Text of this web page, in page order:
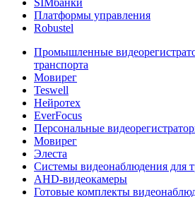
SIMбанки
Платформы управления
Robustel
Промышленные
транспорта
Мовирег
Teswell
Нейротех
EverFocus
Персональные
Мовирег
Элеста
Системы видеонаблюдения для
AHD-видеокамеры
Готовые комплекты